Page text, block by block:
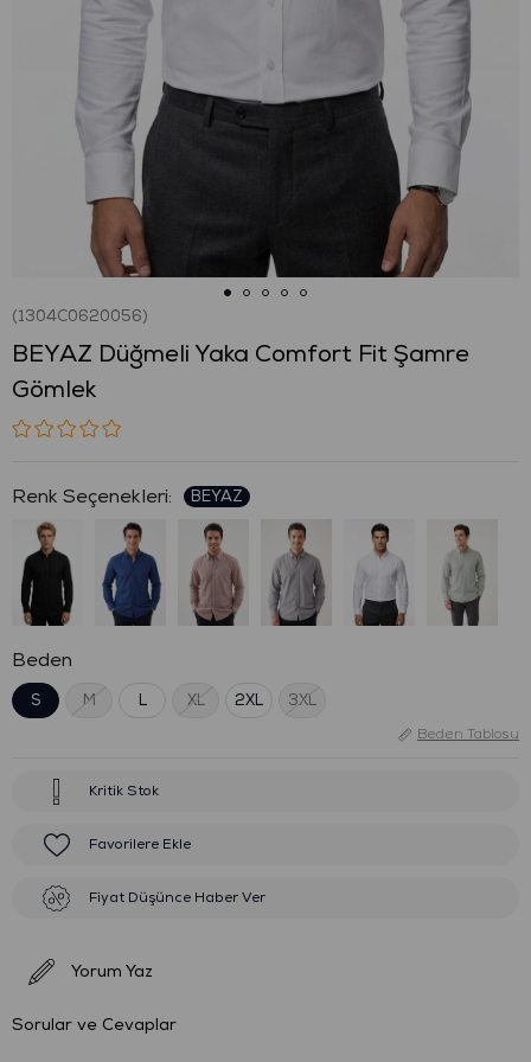
(1304C0620056)
BEYAZ Düğmeli Yaka Comfort Fit Şamre
Gömlek
:
Beden
S M L XL 2XL 3XL
Beden Tablosu
Kritik Stok
Favorilere Ekle
Fiyat Düşünce Haber Ver
Yorum Yaz
Sorular ve Cevaplar